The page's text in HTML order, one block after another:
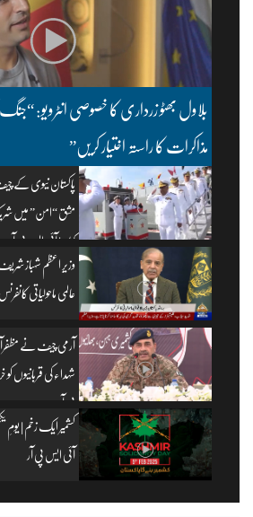
بلاول بھٹو زرداری کا خصوصی انٹرویو:
مذاکرات کا راستہ اختیار کریں”
پاکستان نیوی کے
مشق “امن” میں
کیا۔ | آئی ایس پی آر
وزیرِ اعظم شہباز
عالمی ماحولیاتی کانفرنس 07-02-
آرمی چیف نے
شہداء کی قربانیوں
پی آر
آئی ایس پی آر